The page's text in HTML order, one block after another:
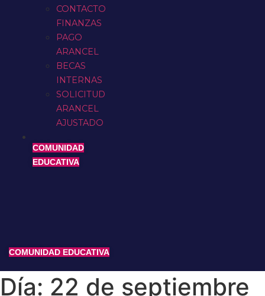
CONTACTO
FINANZAS
PAGO
ARANCEL
BECAS
INTERNAS
SOLICITUD
ARANCEL
AJUSTADO
COMUNIDAD
EDUCATIVA
COMUNIDAD EDUCATIVA
Día: 22 de septiembre